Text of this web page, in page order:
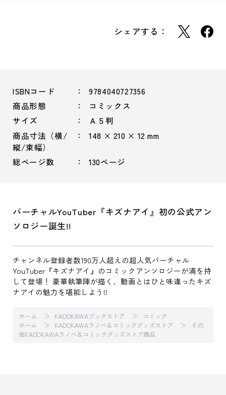
シェアする：
ISBNコード
9784040727356
商品形態
コミックス
サイズ
Ａ５判
商品寸法（横/
縦/束幅）
148 × 210 × 12 mm
総ページ数 130ページ
バーチャルYouTuber『キズナアイ』初の公式アン
ソロジー誕生!!
チャンネル登録者数190万人超えの超人気バーチャル
YouTuber『キズナアイ』のコミックアンソロジーが満を持
して登場！ 豪華執筆陣が描く、動画とはひと味違ったキズ
ナアイの魅力を堪能しよう!!
ホーム KADOKAWAブックストア
コミック
ホーム
KADOKAWAラノベ＆コミックグッズストア
その
他KADOKAWAラノベ＆コミックグッズストア商品